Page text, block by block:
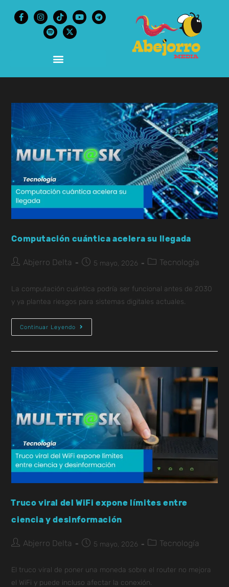
Computación cuántica acelera su llegada
Abjerro Delta 5 mayo, 2026 Tecnología
La computación cuántica podría ser funcional antes de 2030
y ya plantea riesgos para sistemas digitales actuales.
Continuar Leyendo
Truco viral del WiFi expone límites entre
ciencia y desinformación
Abjerro Delta 5 mayo, 2026 Tecnología
El truco viral de poner una moneda sobre el router no mejora
el WiFi y puede incluso afectar la conexión.